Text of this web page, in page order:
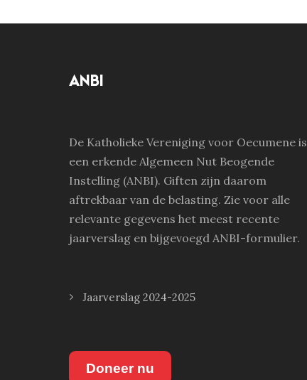
ANBI
De Katholieke Vereniging voor Oecumene is
een erkende Algemeen Nut Beogende
Instelling (ANBI). Giften zijn daarom
aftrekbaar van de belasting. Zie voor alle
relevante gegevens het meest recente
jaarverslag en bijgevoegd ANBI-formulier.
Jaarverslag 2024-2025
Doneer nu